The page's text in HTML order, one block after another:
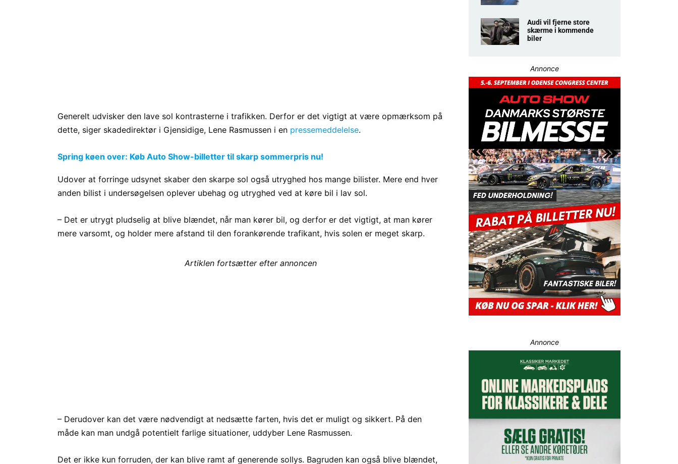
Generelt udvisker den lave sol kontrasterne i trafikken. Derfor er det vigtigt at være opmærksom på
dette, siger skadedirektør i Gjensidige, Lene Rasmussen i en pressemeddelelse.
Spring køen over: Køb Auto Show-billetter til skarp sommerpris nu!
Udover at forringe udsynet skaber den skarpe sol også utryghed hos mange bilister. Mere end hver
anden bilist i undersøgelsen oplever ubehag og utryghed ved at køre bil i lav sol.
– Det er utrygt pludselig at blive blændet, når man kører bil, og derfor er det vigtigt, at man kører
mere varsomt, og holder mere afstand til den forankørende trafikant, hvis solen er meget skarp.
Artiklen fortsætter efter annoncen
– Derudover kan det være nødvendigt at nedsætte farten, hvis det er muligt og sikkert. På den
måde kan man undgå potentielt farlige situationer, uddyber Lene Rasmussen.
Det er ikke kun forruden, der kan blive ramt af generende sollys. Bagruden kan også blive blændet,
Audi vil fjerne store
skærme i kommende
biler
Annonce
Annonce